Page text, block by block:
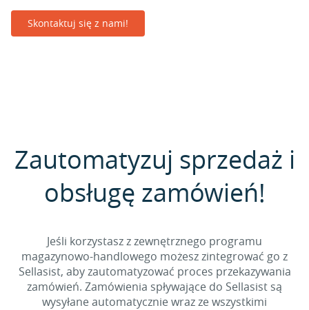
Skontaktuj się z nami!
Zautomatyzuj sprzedaż i
obsługę zamówień!
Jeśli korzystasz z zewnętrznego programu
magazynowo-handlowego możesz zintegrować go z
Sellasist, aby zautomatyzować proces przekazywania
zamówień. Zamówienia spływające do Sellasist są
wysyłane automatycznie wraz ze wszystkimi